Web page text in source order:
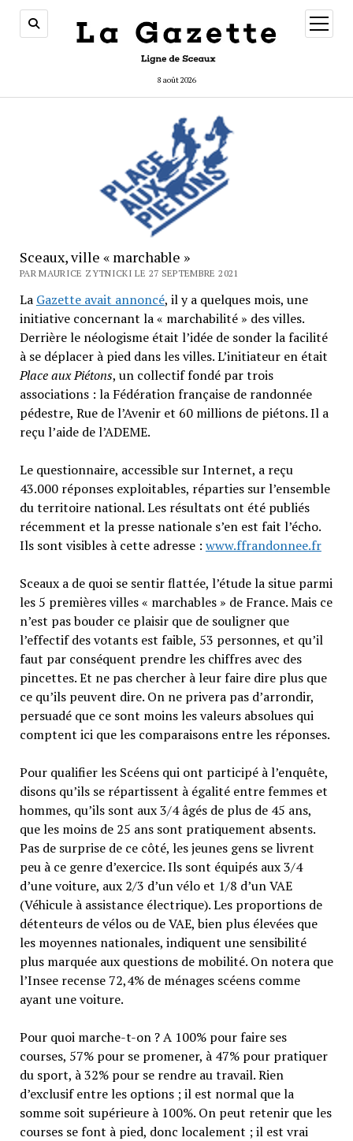
8 août 2026
ouvrir
menu
Sceaux, ville « marchable »
PAR MAURICE ZYTNICKI LE 27 SEPTEMBRE 2021
La Gazette avait annoncé, il y a quelques mois, une
initiative concernant la « marchabilité » des villes.
Derrière le néologisme était l’idée de sonder la facilité
à se déplacer à pied dans les villes. L’initiateur en était
Place aux Piétons, un collectif fondé par trois
associations : la Fédération française de randonnée
pédestre, Rue de l’Avenir et 60 millions de piétons. Il a
reçu l’aide de l’ADEME.
Le questionnaire, accessible sur Internet, a reçu
43.000 réponses exploitables, réparties sur l’ensemble
du territoire national. Les résultats ont été publiés
récemment et la presse nationale s’en est fait l’écho.
Ils sont visibles à cette adresse : www.ffrandonnee.fr
Sceaux a de quoi se sentir flattée, l’étude la situe parmi
les 5 premières villes « marchables » de France. Mais ce
n’est pas bouder ce plaisir que de souligner que
l’effectif des votants est faible, 53 personnes, et qu’il
faut par conséquent prendre les chiffres avec des
pincettes. Et ne pas chercher à leur faire dire plus que
ce qu’ils peuvent dire. On ne privera pas d’arrondir,
persuadé que ce sont moins les valeurs absolues qui
comptent ici que les comparaisons entre les réponses.
Pour qualifier les Scéens qui ont participé à l’enquête,
disons qu’ils se répartissent à égalité entre femmes et
hommes, qu’ils sont aux 3/4 âgés de plus de 45 ans,
que les moins de 25 ans sont pratiquement absents.
Pas de surprise de ce côté, les jeunes gens se livrent
peu à ce genre d’exercice. Ils sont équipés aux 3/4
d’une voiture, aux 2/3 d’un vélo et 1/8 d’un VAE
(Véhicule à assistance électrique). Les proportions de
détenteurs de vélos ou de VAE, bien plus élevées que
les moyennes nationales, indiquent une sensibilité
plus marquée aux questions de mobilité. On notera que
l’Insee recense 72,4% de ménages scéens comme
ayant une voiture.
Pour quoi marche-t-on ? A 100% pour faire ses
courses, 57% pour se promener, à 47% pour pratiquer
du sport, à 32% pour se rendre au travail. Rien
d’exclusif entre les options ; il est normal que la
somme soit supérieure à 100%. On peut retenir que les
courses se font à pied, donc localement ; il est vrai